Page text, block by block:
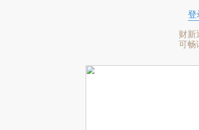
登
财新
可畅